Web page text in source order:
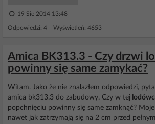
19 Sie 2014 13:48
Odpowiedzi: 4 Wyświetleń: 4653
Amica BK313.3 - Czy drzwi
powinny się same zamykać?
Witam. Jako że nie znalazłem odpowiedzi,
amica bk313.3 do zabudowy. Czy w tej
popchnięciu powinny się same zamknąć?
nawet jak zatrzymają się na 2 cm przed